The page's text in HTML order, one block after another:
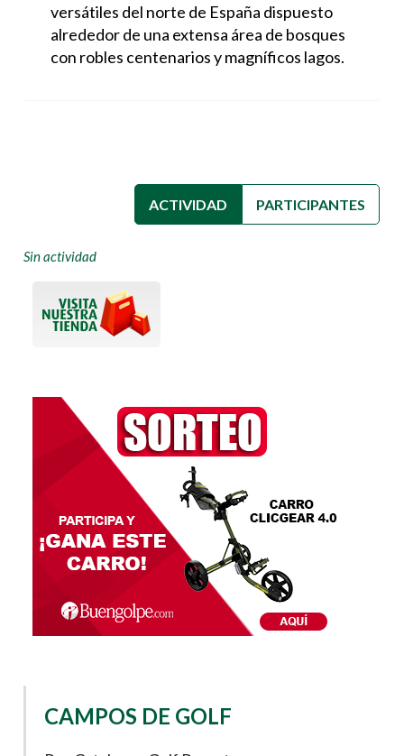
versátiles del norte de España dispuesto
alrededor de una extensa área de bosques
con robles centenarios y magníficos lagos.
ACTIVIDAD (SOLAPA ACTIVA)
PARTICIPANTES
Sin actividad
CAMPOS DE GOLF